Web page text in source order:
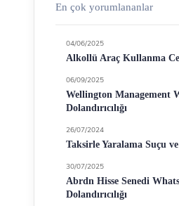
En çok yorumlananlar
04/06/2025
Alkollü Araç Kullanma
06/09/2025
Wellington Management
Dolandırıcılığı
26/07/2024
Taksirle Yaralama Suçu ve
30/07/2025
Abrdn Hisse Senedi
Dolandırıcılığı